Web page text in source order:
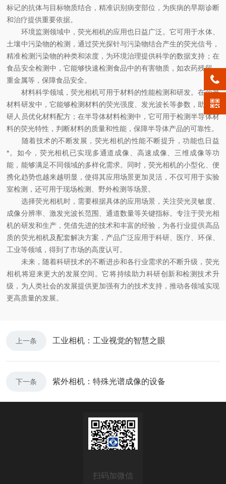
标记的抗体与目标物质结合，精准识别病变部位，为疾病的早期诊断
和治疗提供重要依据。
环境监测领域中，荧光相机的应用也日益广泛。它可用于水体、
土壤中污染物的检测，通过荧光探针与污染物结合产生的荧光信号，
精准检测污染物的种类和浓度，为环境治理提供科学的数据支持；在
食品安全检测中，它能够快速检测食品中的有害物质，如农药残留、
重金属等，保障食品安全。
材料科学领域，荧光相机可用于材料的性能检测和研发。在荧光
材料研发中，它能够检测材料的荧光强度、发光波长等参数，助力科
研人员优化材料配方；在半导体材料检测中，它可用于检测半导体材
料的荧光特性，判断材料的质量和性能，保障半导体产品的可靠性。
随着技术的不断发展，荧光相机的性能不断提升，功能也日益
*。如今，荧光相机已实现多通道成像、高速成像、三维成像等功
能，能够满足不同领域的多样化需求。同时，荧光相机的小型化、便
携化趋势也越来越明显，使得其应用场景更加灵活，不仅可用于实验
室检测，还可用于现场检测、野外检测等场景。
选择荧光相机时，需要根据具体的应用场景，关注荧光灵敏度、
成像分辨率、激发光波长范围、通道数量等关键指标。专注于荧光相
机的研发和生产，凭借先进的技术和丰富的经验，为各行业提供高品
质的荧光相机及配套解决方案，产品广泛应用于科研、医疗、环保、
工业等领域，得到了市场的高度认可。
未来，随着科研技术的不断进步和各行业需求的不断升级，荧光
相机将迎来更大的发展空间。它将持续助力科研创新和检测技术升
级，为人类社会的发展提供更加强有力的技术支持，推动各领域实现
更高质量的发展。
上一条 工业相机：工业视觉的智慧之眼
下一条 紫外相机：特殊光谱成像的设备
扫码加微信